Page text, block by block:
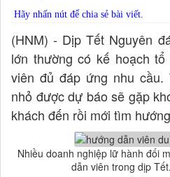
Hãy nhấn nút để chia sẻ bài viết.
(HNM) - Dịp Tết Nguyên
lớn thường có kế hoạch
viên đủ đáp ứng nhu cầu.
nhỏ được dự báo sẽ gặp
khách đến rồi mới tìm
Nhiều doanh nghiệp lữ hành đối
dẫn viên trong dịp